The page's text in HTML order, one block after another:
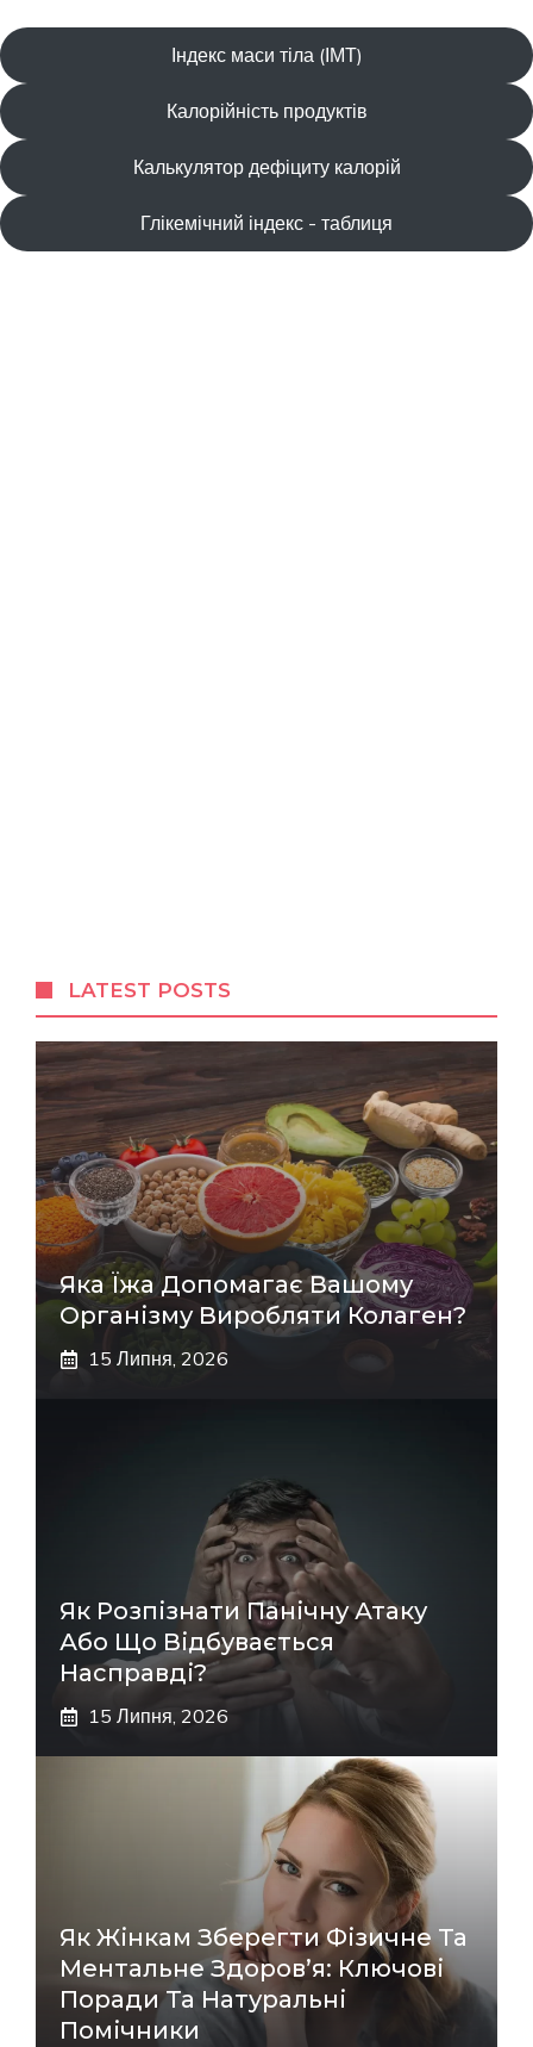
Індекс маси тіла (ІМТ)
Калорійність продуктів
Калькулятор дефіциту калорій
Глікемічний індекс - таблиця
LATEST POSTS
Яка Їжа Допомагає Вашому
Організму Виробляти Колаген?
15 Липня, 2026
Як Розпізнати Панічну Атаку
Або Що Відбувається
Насправді?
15 Липня, 2026
Як Жінкам Зберегти Фізичне Та
Ментальне Здоров’я: Ключові
Поради Та Натуральні
Помічники